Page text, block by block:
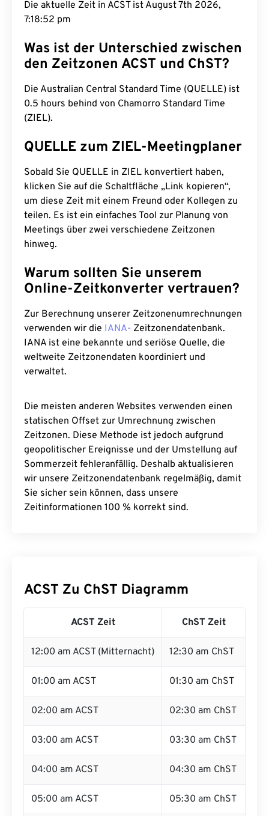
Die aktuelle Zeit in ACST ist August 7th 2026,
7:18:53 pm
Was ist der Unterschied zwischen
den Zeitzonen ACST und ChST?
Die Australian Central Standard Time (QUELLE) ist
0.5 hours behind von Chamorro Standard Time
(ZIEL).
QUELLE zum ZIEL-Meetingplaner
Sobald Sie QUELLE in ZIEL konvertiert haben,
klicken Sie auf die Schaltfläche „Link kopieren“,
um diese Zeit mit einem Freund oder Kollegen zu
teilen. Es ist ein einfaches Tool zur Planung von
Meetings über zwei verschiedene Zeitzonen
hinweg.
Warum sollten Sie unserem
Online-Zeitkonverter vertrauen?
Zur Berechnung unserer Zeitzonenumrechnungen
verwenden wir die IANA- Zeitzonendatenbank.
IANA ist eine bekannte und seriöse Quelle, die
weltweite Zeitzonendaten koordiniert und
verwaltet.
Die meisten anderen Websites verwenden einen
statischen Offset zur Umrechnung zwischen
Zeitzonen. Diese Methode ist jedoch aufgrund
geopolitischer Ereignisse und der Umstellung auf
Sommerzeit fehleranfällig. Deshalb aktualisieren
wir unsere Zeitzonendatenbank regelmäßig, damit
Sie sicher sein können, dass unsere
Zeitinformationen 100 % korrekt sind.
ACST Zu ChST Diagramm
ACST Zeit ChST Zeit
12:00 am ACST (Mitternacht) 12:30 am ChST
01:00 am ACST 01:30 am ChST
02:00 am ACST 02:30 am ChST
03:00 am ACST 03:30 am ChST
04:00 am ACST 04:30 am ChST
05:00 am ACST 05:30 am ChST